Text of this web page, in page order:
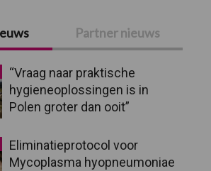
Partner nieuws
“Vraag naar praktische
hygieneoplossingen is in
Polen groter dan ooit”
Eliminatieprotocol voor
Mycoplasma hyopneumoniae